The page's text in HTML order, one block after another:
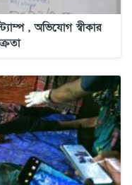
, অভিযোগ স্বীকার